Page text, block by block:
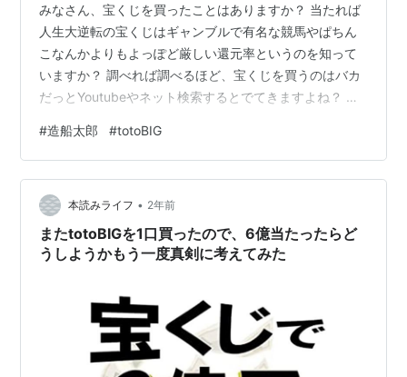
みなさん、宝くじを買ったことはありますか？ 当たれば
人生大逆転の宝くじはギャンブルで有名な競馬やぱちん
こなんかよりもよっぽど厳しい還元率というのを知って
いますか？ 調べれば調べるほど、宝くじを買うのはバカ
だっとYoutubeやネット検索するとでてきますよね？ で
要素があることをご存知でしょうか？ 今日はそんな計算
で大儲けした造船太郎さんの話をもとに期待値について
書いていこうと思います。 もくじ 造船太郎とは？ なん
でMEGABIGを買えたの？ 期待値があったから買える理由
になるのはなぜ？ 期待値とは、勝てる可能性と買った時
のリターンを数値化した…
#造船太郎 #totoBIG
本読みライフ • 2年前
またtotoBIGを1口買ったので、6億当たったらど
うしようかもう一度真剣に考えてみた